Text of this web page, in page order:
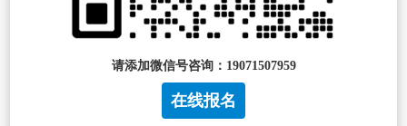
请添加微信号咨询：19071507959
在线报名